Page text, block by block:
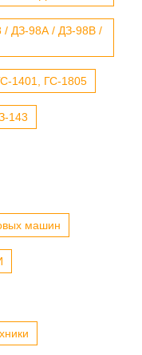
/ ДЗ-98А / ДЗ-98В /
1401, ГС-1805
143
машин